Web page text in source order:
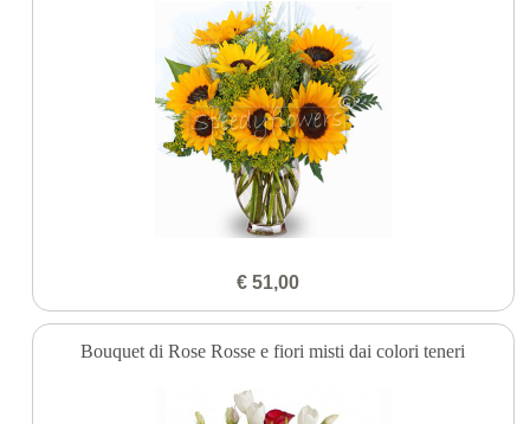
€ 51,00
Bouquet di Rose Rosse e fiori misti dai colori teneri